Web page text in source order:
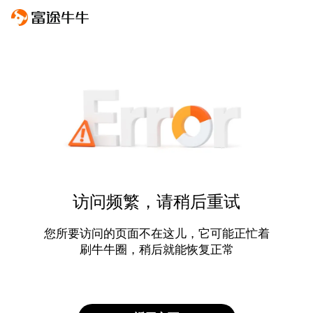
访问频繁，请稍后重试
您所要访问的页面不在这儿，它可能正忙着
刷牛牛圈，稍后就能恢复正常